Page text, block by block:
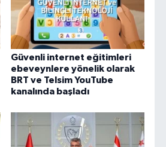
Güvenli internet eğitimleri
ebeveynlere yönelik olarak
BRT ve Telsim YouTube
kanalında başladı